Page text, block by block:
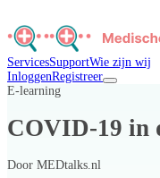
ServicesSupportWie zijn wij
InloggenRegistreer
E-learning
COVID-19 in
Door MEDtalks.nl